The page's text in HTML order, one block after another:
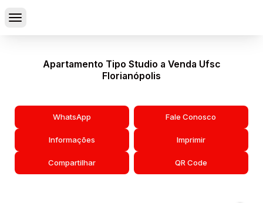
Apartamento Tipo Studio a Venda Ufsc
Florianópolis
WhatsApp Fale Conosco
Informações Imprimir
Compartilhar QR Code